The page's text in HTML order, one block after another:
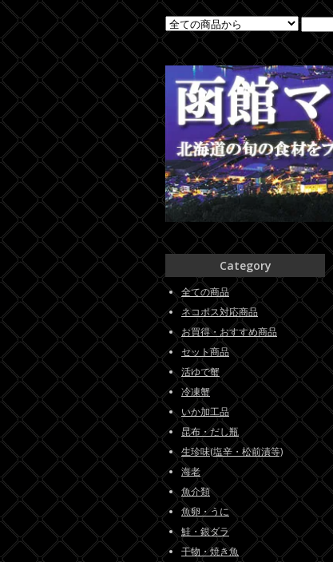
Category
全ての商品
ネコポス対応商品
お買得・おすすめ商品
セット商品
活ゆで蟹
冷凍蟹
いか加工品
昆布・だし瓶
生珍味(塩辛・松前漬等)
海老
魚介類
魚卵・うに
鮭・銀ダラ
干物・焼き魚